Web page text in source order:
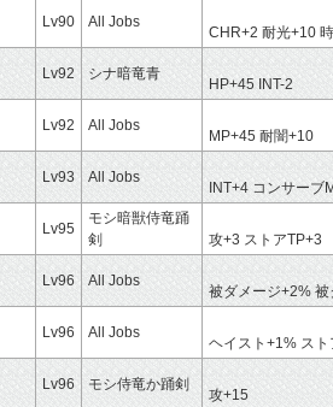
Lv90 All Jobs
CHR+2 耐光+10
Lv92 シナ暗竜青
HP+45 INT-2
Lv92 All Jobs
MP+45 耐闇+10
Lv93 All Jobs
INT+4 コンサーブ
Lv95
モシ暗獣侍竜踊
剣
攻+3 ストアTP+3
Lv96 All Jobs
被ダメージ+2% 被
Lv96 All Jobs
ヘイスト+1% ス
Lv96 モシ侍竜か踊剣
攻+15